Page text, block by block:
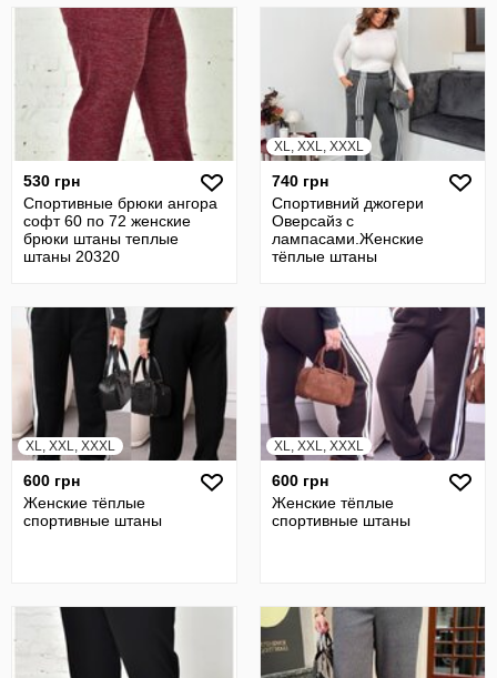
530 грн
Спортивные брюки ангора
софт 60 по 72 женские
брюки штаны теплые
штаны 20320
XL, XXL, XXXL
740 грн
Спортивний джогери
Оверсайз с
лампасами.Женские
тёплые штаны
XL, XXL, XXXL
600 грн
Женские тёплые
спортивные штаны
XL, XXL, XXXL
600 грн
Женские тёплые
спортивные штаны